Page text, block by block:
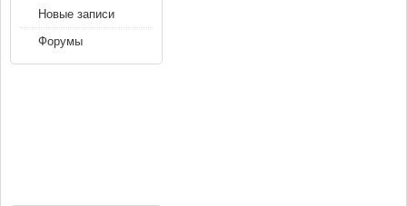
Новые записи
Форумы